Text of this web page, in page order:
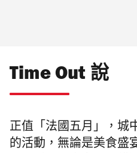
Time Out 說
正值「法國五月」，城
的活動，無論是美食盛